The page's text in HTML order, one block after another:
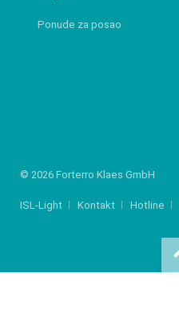
Ponude za posao
© 2026 Forterro Klaes GmbH
ISL-Light Kontakt Hotline